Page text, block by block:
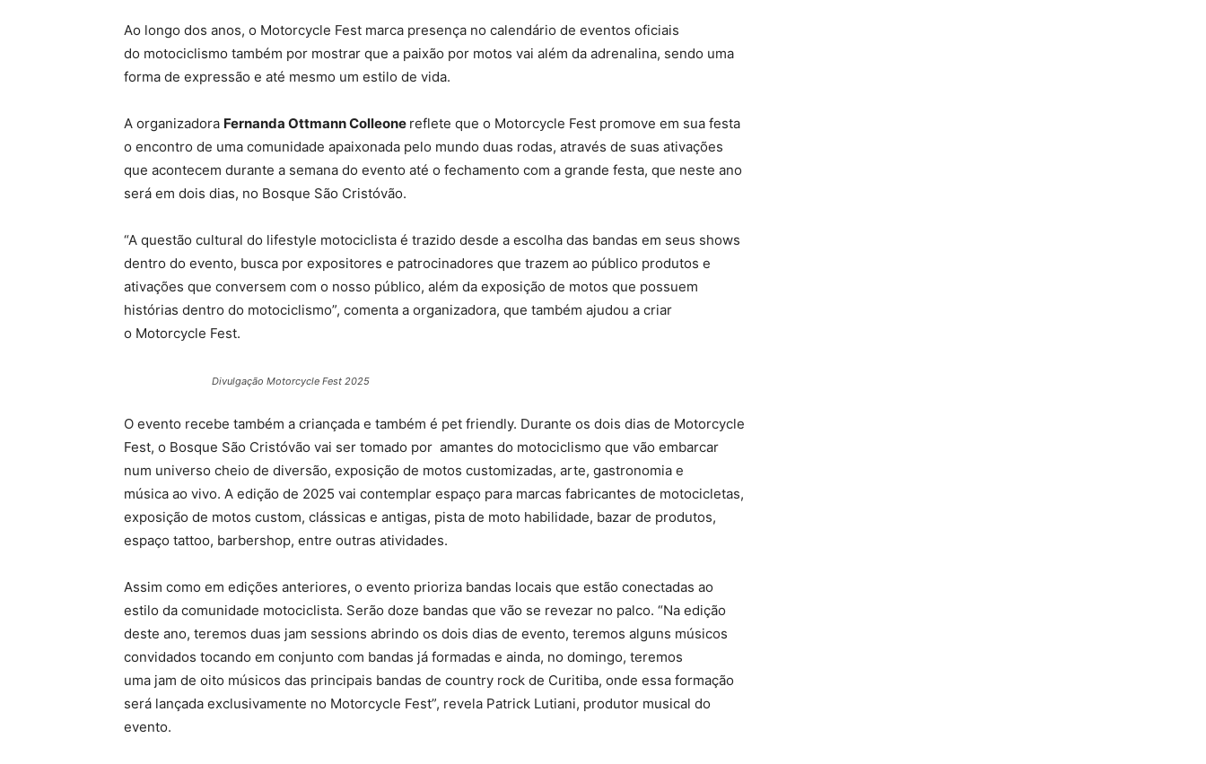
Ao longo dos anos, o Motorcycle Fest marca presença no calendário de eventos oficiais
do motociclismo também por mostrar que a paixão por motos vai além da adrenalina, sendo uma
forma de expressão e até mesmo um estilo de vida.
A organizadora Fernanda Ottmann Colleone reflete que o Motorcycle Fest promove em sua festa
o encontro de uma comunidade apaixonada pelo mundo duas rodas, através de suas ativações
que acontecem durante a semana do evento até o fechamento com a grande festa, que neste ano
será em dois dias, no Bosque São Cristóvão.
“A questão cultural do lifestyle motociclista é trazido desde a escolha das bandas em seus shows
dentro do evento, busca por expositores e patrocinadores que trazem ao público produtos e
ativações que conversem com o nosso público, além da exposição de motos que possuem
histórias dentro do motociclismo”, comenta a organizadora, que também ajudou a criar
o Motorcycle Fest.
Divulgação Motorcycle Fest 2025
O evento recebe também a criançada e também é pet friendly. Durante os dois dias de Motorcycle
Fest, o Bosque São Cristóvão vai ser tomado por amantes do motociclismo que vão embarcar
num universo cheio de diversão, exposição de motos customizadas, arte, gastronomia e
música ao vivo. A edição de 2025 vai contemplar espaço para marcas fabricantes de motocicletas,
exposição de motos custom, clássicas e antigas, pista de moto habilidade, bazar de produtos,
espaço tattoo, barbershop, entre outras atividades.
Assim como em edições anteriores, o evento prioriza bandas locais que estão conectadas ao
estilo da comunidade motociclista. Serão doze bandas que vão se revezar no palco. “Na edição
deste ano, teremos duas jam sessions abrindo os dois dias de evento, teremos alguns músicos
convidados tocando em conjunto com bandas já formadas e ainda, no domingo, teremos
uma jam de oito músicos das principais bandas de country rock de Curitiba, onde essa formação
será lançada exclusivamente no Motorcycle Fest”, revela Patrick Lutiani, produtor musical do
evento.